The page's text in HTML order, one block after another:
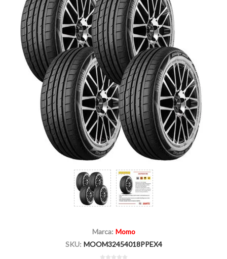
Marca: Momo
SKU: MOOM32454018PPEX4